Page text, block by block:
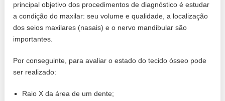
principal objetivo dos procedimentos de diagnóstico é estudar
a condição do maxilar: seu volume e qualidade, a localização
dos seios maxilares (nasais) e o nervo mandibular são
importantes.
Por conseguinte, para avaliar o estado do tecido ósseo pode
ser realizado:
Raio X da área de um dente;